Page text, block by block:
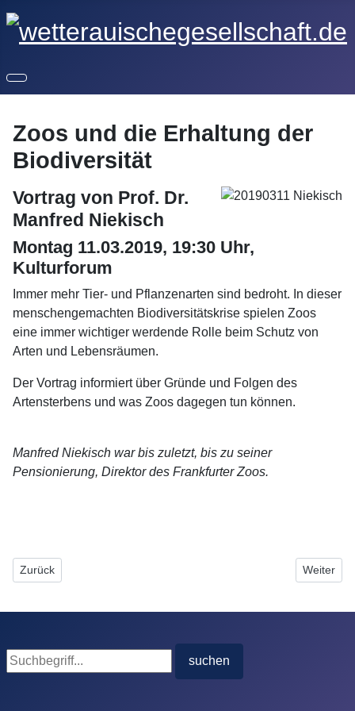
Zoos und die Erhaltung der
Biodiversität
Vortrag von Prof. Dr.
Manfred Niekisch
Montag 11.03.2019, 19:30 Uhr,
Kulturforum
Immer mehr Tier- und Pflanzenarten sind bedroht. In dieser
menschengemachten Biodiversitätskrise spielen Zoos
eine immer wichtiger werdende Rolle beim Schutz von
Arten und Lebensräumen.
Der Vortrag informiert über Gründe und Folgen des
Artensterbens und was Zoos dagegen tun können.
Manfred Niekisch war bis zuletzt, bis zu seiner
Pensionierung, Direktor des Frankfurter Zoos.
Vorheriger Beitrag: Wildlife Control – Gesteuerte Natur am
Zurück Nächster
Weiter
Suche
suchen